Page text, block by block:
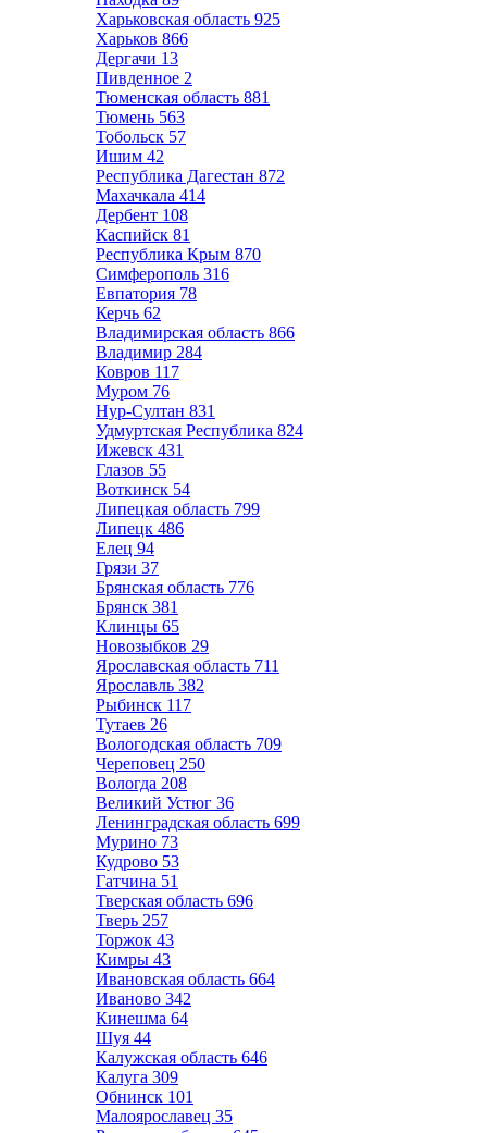
Харьковская область 925
Харьков 866
Дергачи 13
Пивденное 2
Тюменская область 881
Тюмень 563
Тобольск 57
Ишим 42
Республика Дагестан 872
Махачкала 414
Дербент 108
Каспийск 81
Республика Крым 870
Симферополь 316
Евпатория 78
Керчь 62
Владимирская область 866
Владимир 284
Ковров 117
Муром 76
Нур-Султан 831
Удмуртская Республика 824
Ижевск 431
Глазов 55
Воткинск 54
Липецкая область 799
Липецк 486
Елец 94
Грязи 37
Брянская область 776
Брянск 381
Клинцы 65
Новозыбков 29
Ярославская область 711
Ярославль 382
Рыбинск 117
Тутаев 26
Вологодская область 709
Череповец 250
Вологда 208
Великий Устюг 36
Ленинградская область 699
Мурино 73
Кудрово 53
Гатчина 51
Тверская область 696
Тверь 257
Торжок 43
Кимры 43
Ивановская область 664
Иваново 342
Кинешма 64
Шуя 44
Калужская область 646
Калуга 309
Обнинск 101
Малоярославец 35